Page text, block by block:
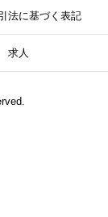
法に基づく表記
求人